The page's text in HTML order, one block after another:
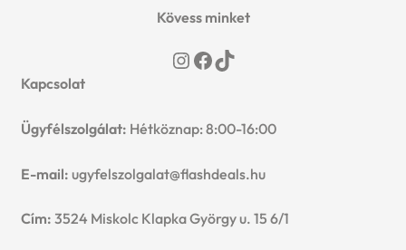
Kövess minket
Instagram
Facebook
TikTok
Kapcsolat
Ügyfélszolgálat: Hétköznap: 8:00-16:00
E-mail: ugyfelszolgalat@flashdeals.hu
Cím: 3524 Miskolc Klapka György u. 15 6/1